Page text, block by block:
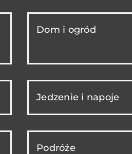
Dom i ogród
Jedzenie i napoje
Podróże